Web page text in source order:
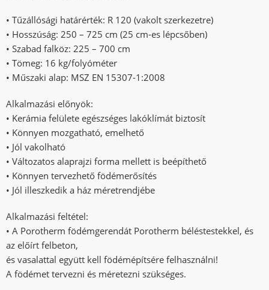
• Tűzállósági határérték: R 120 (vakolt szerkezetre)
• Hosszúság: 250 – 725 cm (25 cm-es lépcsőben)
• Szabad falköz: 225 – 700 cm
• Tömeg: 16 kg/folyóméter
• Műszaki alap: MSZ EN 15307-1:2008
Alkalmazási előnyök:
• Kerámia felülete egészséges lakóklímát biztosít
• Könnyen mozgatható, emelhető
• Jól vakolható
• Változatos alaprajzi forma mellett is beépíthető
• Könnyen tervezhető födémerősítés
• Jól illeszkedik a ház méretrendjébe
Alkalmazási feltétel:
• A Porotherm födémgerendát Porotherm béléstestekkel, és
az előírt felbeton,
és vasalattal együtt kell födémépítsére felhasználni!
A födémet tervezni és méretezni szükséges.